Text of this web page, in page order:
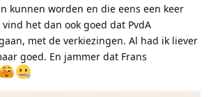
kunnen worden en die eens een keer
het dan ook goed dat PvdA
met de verkiezingen. Al had ik liever
goed. En jammer dat Frans